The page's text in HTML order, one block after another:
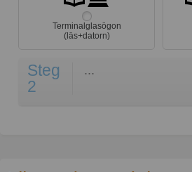
Terminalglasögon
(läs+datorn)
Steg
2
...